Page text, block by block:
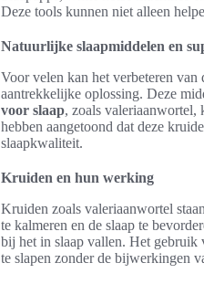
Deze tools kunnen niet alleen
Natuurlijke slaapmiddelen en
Voor velen kan het verbeteren
aantrekkelijke oplossing. Deze
voor slaap, zoals valeriaanwortel,
hebben aangetoond dat deze
slaapkwaliteit.
Kruiden en hun werking
Kruiden zoals valeriaanwortel
te kalmeren en de slaap te
bij het in slaap vallen. Het gebruik
te slapen zonder de bijwerkingen